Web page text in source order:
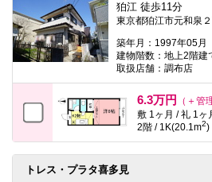
狛江 徒歩11分
東京都狛江市元和泉
築年月：1997年05月
建物階数：地上2階建
取扱店舗：調布店
6.3万円
（＋管
敷 1ヶ月 / 礼 1ヶ
2階 / 1K(20.1m2)
トレス・プラタ喜多見